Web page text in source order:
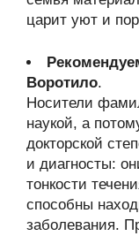
царит уют и
Воротило.
Носители
наукой, а
докторской
и диагносты:
тонкости
способны
заболевания.